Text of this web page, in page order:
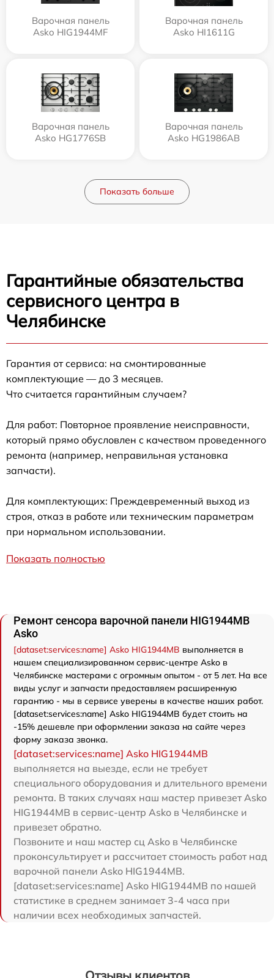
Варочная панель
Asko HIG1944MF
Варочная панель
Asko HI1611G
Варочная панель
Asko HG1776SB
Варочная панель
Asko HG1986AB
Показать больше
Гарантийные обязательства
сервисного центра в
Челябинске
Гарантия от сервиса: на смонтированные
комплектующие — до 3 месяцев.
Что считается гарантийным случаем?
Для работ: Повторное проявление неисправности,
который прямо обусловлен с качеством проведенного
ремонта (например, неправильная установка
запчасти).
Для комплектующих: Преждевременный выход из
строя, отказ в работе или техническим параметрам
при нормальном использовании.
Показать полностью
Ремонт сенсора варочной панели HIG1944MB
Asko
[dataset:services:name] Asko HIG1944MB выполняется в
нашем специализированном сервис-центре Asko в
Челябинске мастерами с огромным опытом - от 5 лет. На все
виды услуг и запчасти предоставляем расширенную
гарантию - мы в сервисе уверены в качестве наших работ.
[dataset:services:name] Asko HIG1944MB будет стоить на
-15% дешевле при оформлении заказа на сайте через
форму заказа звонка.
[dataset:services:name] Asko HIG1944MB
выполняется на выезде, если не требует
специального оборудования и длительного времени
ремонта. В таких случаях наш мастер привезет Asko
HIG1944MB в сервис-центр Asko в Челябинске и
привезет обратно.
Позвоните и наш мастер сц Asko в Челябинске
проконсультирует и рассчитает стоимость работ над
варочной панели Asko HIG1944MB.
[dataset:services:name] Asko HIG1944MB по нашей
статистике в среднем занимает 3-4 часа при
наличии всех необходимых запчастей.